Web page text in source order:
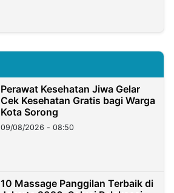
Perawat Kesehatan Jiwa Gelar
Cek Kesehatan Gratis bagi Warga
Kota Sorong
09/08/2026 - 08:50
10 Massage Panggilan Terbaik di